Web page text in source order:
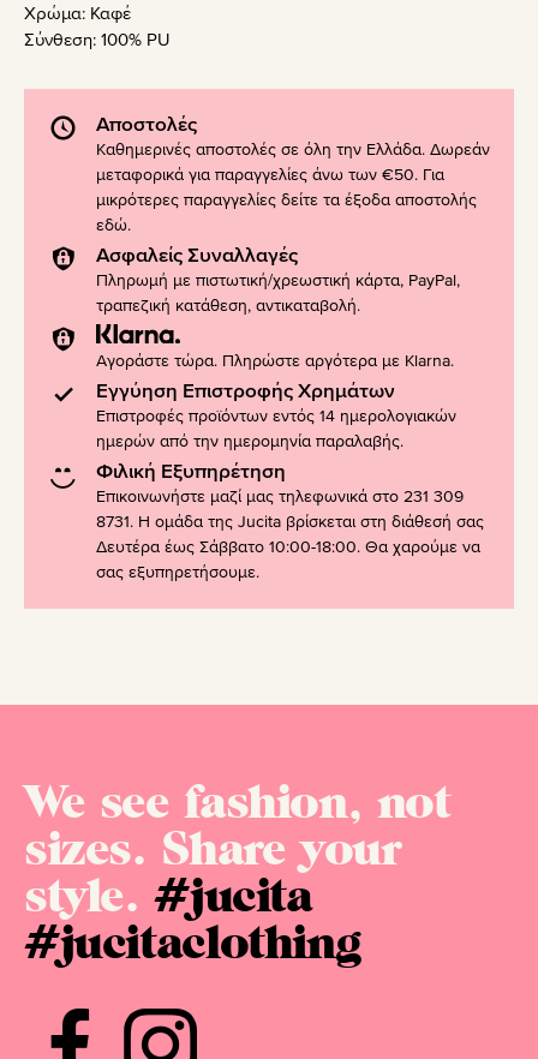
Χρώμα: Καφέ
Σύνθεση: 100% PU
Αποστολές
Καθημερινές αποστολές σε όλη την Ελλάδα. Δωρεάν
μεταφορικά για παραγγελίες άνω των €50. Για
μικρότερες παραγγελίες δείτε τα έξοδα αποστολής
εδώ.
Ασφαλείς Συναλλαγές
Πληρωμή με πιστωτική/χρεωστική κάρτα, PayPal,
τραπεζική κατάθεση, αντικαταβολή.
Αγοράστε τώρα. Πληρώστε αργότερα με Klarna.
Εγγύηση Επιστροφής Χρημάτων
Επιστροφές προϊόντων εντός 14 ημερολογιακών
ημερών από την ημερομηνία παραλαβής.
Φιλική Εξυπηρέτηση
Επικοινωνήστε μαζί μας τηλεφωνικά στο 231 309
8731. Η ομάδα της Jucita βρίσκεται στη διάθεσή σας
Δευτέρα έως Σάββατο 10:00-18:00. Θα χαρούμε να
σας εξυπηρετήσουμε.
We see fashion, not
sizes. Share your
style.#jucita
#jucitaclothing